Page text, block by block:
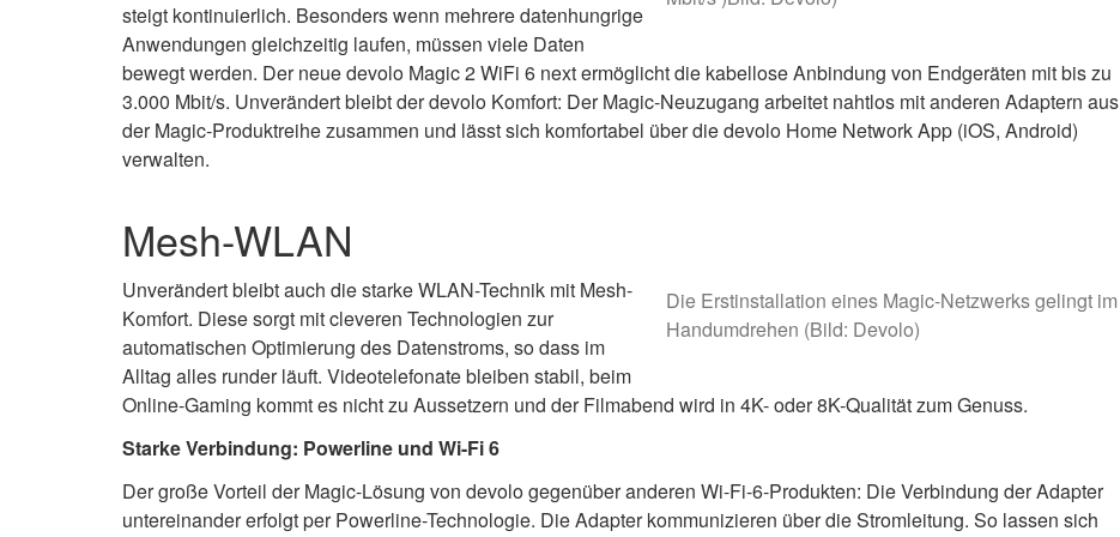
steigt kontinuierlich. Besonders wenn mehrere datenhungrige
Anwendungen gleichzeitig laufen, müssen viele Daten
bewegt werden. Der neue devolo Magic 2 WiFi 6 next ermöglicht die kabellose Anbindung von Endgeräten mit bis zu
3.000 Mbit/s. Unverändert bleibt der devolo Komfort: Der Magic-Neuzugang arbeitet nahtlos mit anderen Adaptern aus
der Magic-Produktreihe zusammen und lässt sich komfortabel über die devolo Home Network App (iOS, Android)
verwalten.
Mesh-WLAN
Die Erstinstallation eines Magic-Netzwerks gelingt im
Handumdrehen (Bild: Devolo)
Unverändert bleibt auch die starke WLAN-Technik mit Mesh-
Komfort. Diese sorgt mit cleveren Technologien zur
automatischen Optimierung des Datenstroms, so dass im
Alltag alles runder läuft. Videotelefonate bleiben stabil, beim
Online-Gaming kommt es nicht zu Aussetzern und der Filmabend wird in 4K- oder 8K-Qualität zum Genuss.
Starke Verbindung: Powerline und Wi-Fi 6
Der große Vorteil der Magic-Lösung von devolo gegenüber anderen Wi-Fi-6-Produkten: Die Verbindung der Adapter
untereinander erfolgt per Powerline-Technologie. Die Adapter kommunizieren über die Stromleitung. So lassen sich